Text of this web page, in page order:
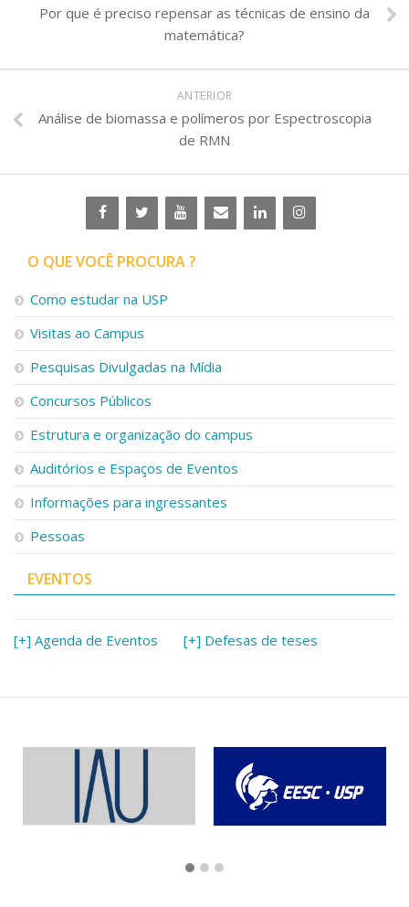
Por que é preciso repensar as técnicas de ensino da
matemática?
ANTERIOR
Análise de biomassa e polímeros por Espectroscopia
de RMN
O QUE VOCÊ PROCURA ?
Como estudar na USP
Visitas ao Campus
Pesquisas Divulgadas na Mídia
Concursos Públicos
Estrutura e organização do campus
Auditórios e Espaços de Eventos
Informações para ingressantes
Pessoas
EVENTOS
[+] Agenda de Eventos [+] Defesas de teses